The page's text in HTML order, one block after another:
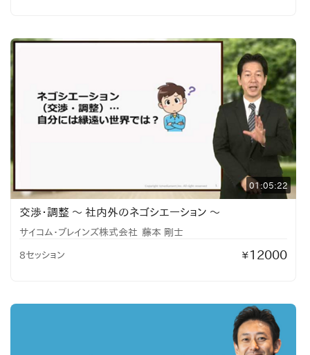
01:05:22
交渉・調整 ～ 社内外のネゴシエーション ～
サイコム・ブレインズ株式会社 藤本 剛士
8セッション ¥ 12000